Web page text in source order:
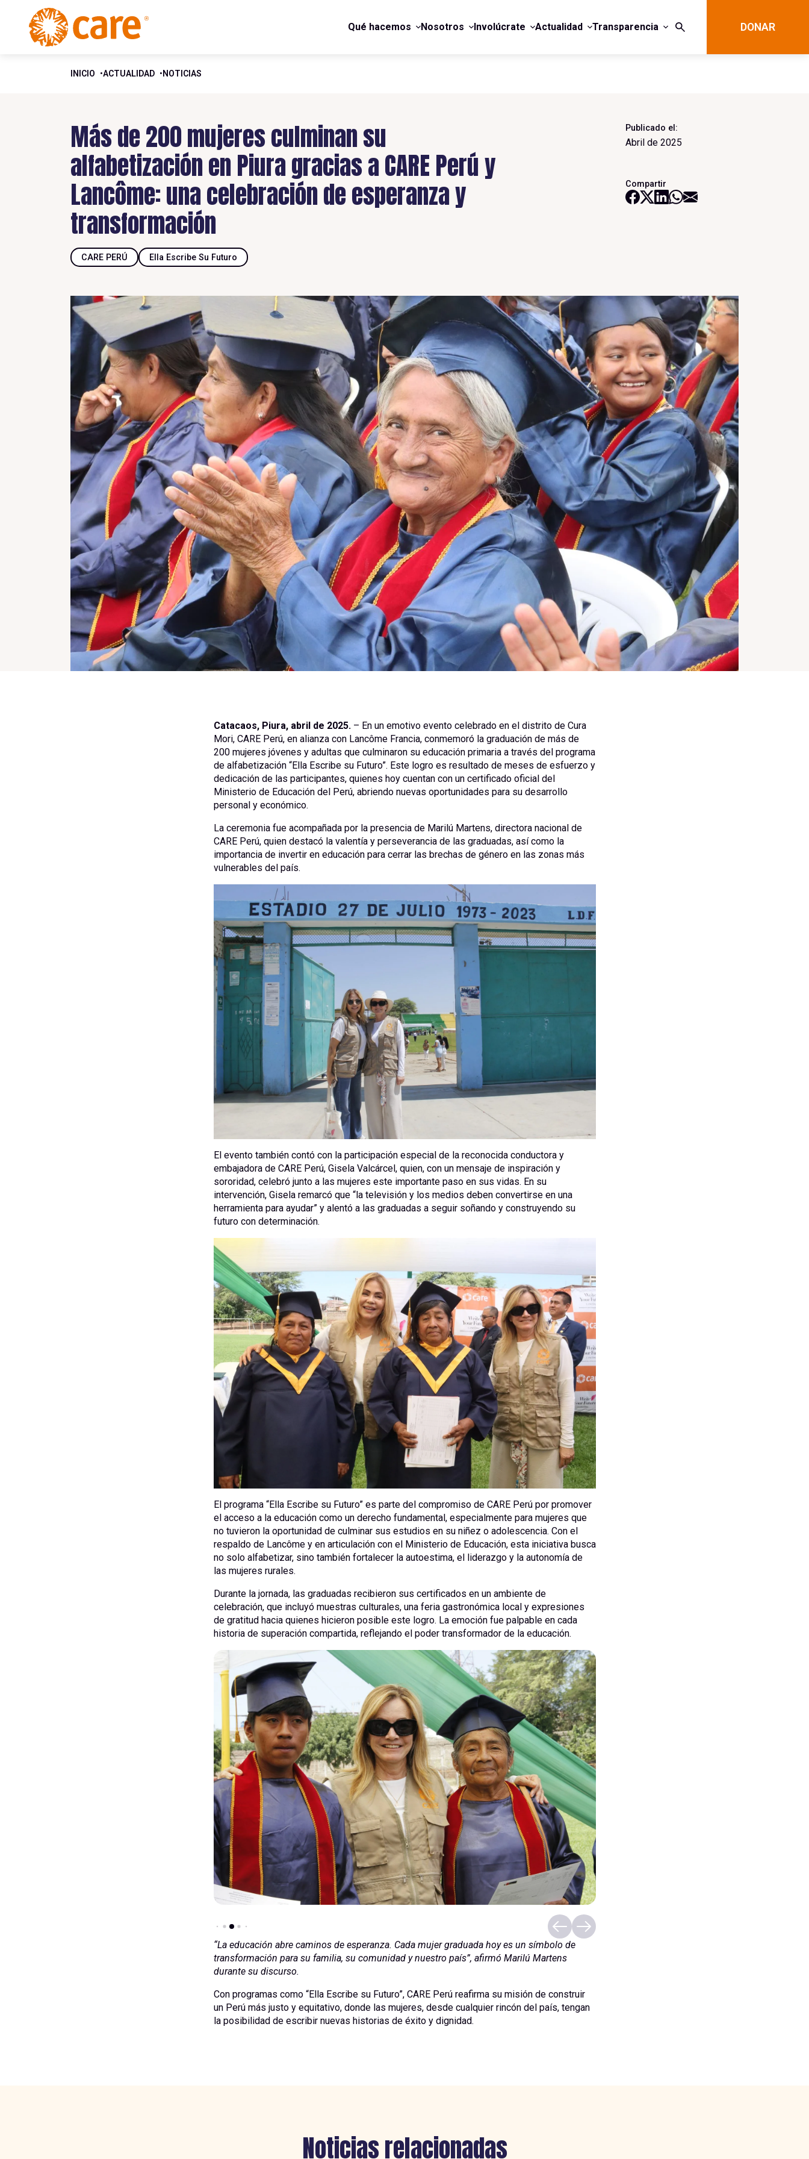
Qué hacemos Nosotros Involúcrate Actualidad Transparencia DONAR
INICIO ACTUALIDAD NOTICIAS
Más de 200 mujeres culminan su
alfabetización en Piura gracias a CARE Perú y
Lancôme: una celebración de esperanza y
transformación
CARE PERÚ Ella Escribe Su Futuro
Publicado el:
Abril de 2025
Compartir
Catacaos, Piura, abril de 2025.– En un emotivo evento celebrado en el distrito de Cura
Mori, CARE Perú, en alianza con Lancôme Francia, conmemoró la graduación de más de
200 mujeres jóvenes y adultas que culminaron su educación primaria a través del programa
de alfabetización “Ella Escribe su Futuro”. Este logro es resultado de meses de esfuerzo y
dedicación de las participantes, quienes hoy cuentan con un certificado oficial del
Ministerio de Educación del Perú, abriendo nuevas oportunidades para su desarrollo
personal y económico.
La ceremonia fue acompañada por la presencia de Marilú Martens, directora nacional de
CARE Perú, quien destacó la valentía y perseverancia de las graduadas, así como la
importancia de invertir en educación para cerrar las brechas de género en las zonas más
vulnerables del país.
El evento también contó con la participación especial de la reconocida conductora y
embajadora de CARE Perú, Gisela Valcárcel, quien, con un mensaje de inspiración y
sororidad, celebró junto a las mujeres este importante paso en sus vidas. En su
intervención, Gisela remarcó que “la televisión y los medios deben convertirse en una
herramienta para ayudar” y alentó a las graduadas a seguir soñando y construyendo su
futuro con determinación.
El programa “Ella Escribe su Futuro” es parte del compromiso de CARE Perú por promover
el acceso a la educación como un derecho fundamental, especialmente para mujeres que
no tuvieron la oportunidad de culminar sus estudios en su niñez o adolescencia. Con el
respaldo de Lancôme y en articulación con el Ministerio de Educación, esta iniciativa busca
no solo alfabetizar, sino también fortalecer la autoestima, el liderazgo y la autonomía de
las mujeres rurales.
Durante la jornada, las graduadas recibieron sus certificados en un ambiente de
celebración, que incluyó muestras culturales, una feria gastronómica local y expresiones
de gratitud hacia quienes hicieron posible este logro. La emoción fue palpable en cada
historia de superación compartida, reflejando el poder transformador de la educación.
“La educación abre caminos de esperanza. Cada mujer graduada hoy es un símbolo de
transformación para su familia, su comunidad y nuestro país”, afirmó Marilú Martens
durante su discurso.
Con programas como “Ella Escribe su Futuro”, CARE Perú reafirma su misión de construir
un Perú más justo y equitativo, donde las mujeres, desde cualquier rincón del país, tengan
la posibilidad de escribir nuevas historias de éxito y dignidad.
Noticiasrelacionadas